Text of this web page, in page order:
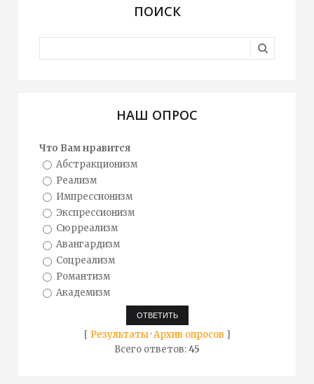
ПОИСК
НАШ ОПРОС
Что Вам нравится
Абстракционизм
Реализм
Импрессионизм
Экспрессионизм
Сюрреализм
Авангардизм
Соцреализм
Романтизм
Академизм
[ Результаты·Архив опросов ]
Всего ответов:45